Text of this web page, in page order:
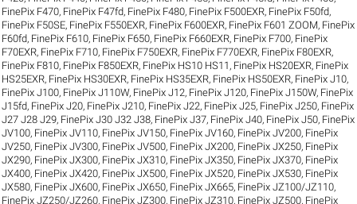
FinePix F470, FinePix F47fd, FinePix F480, FinePix F500EXR, FinePix F50fd,
FinePix F50SE, FinePix F550EXR, FinePix F600EXR, FinePix F601 ZOOM, FinePix
F60fd, FinePix F610, FinePix F650, FinePix F660EXR, FinePix F700, FinePix
F70EXR, FinePix F710, FinePix F750EXR, FinePix F770EXR, FinePix F80EXR,
FinePix F810, FinePix F850EXR, FinePix HS10 HS11 , FinePix HS20EXR, FinePix
HS25EXR, FinePix HS30EXR, FinePix HS35EXR, FinePix HS50EXR, FinePix J10,
FinePix J100, FinePix J110W, FinePix J12, FinePix J120, FinePix J150W, FinePix
J15fd, FinePix J20, FinePix J210, FinePix J22, FinePix J25, FinePix J250, FinePix
J27 J28 J29, FinePix J30 J32 J38, FinePix J37, FinePix J40, FinePix J50, FinePix
JV100, FinePix JV110, FinePix JV150, FinePix JV160, FinePix JV200, FinePix
JV250, FinePix JV300, FinePix JV500, FinePix JX200, FinePix JX250, FinePix
JX290, FinePix JX300, FinePix JX310, FinePix JX350, FinePix JX370, FinePix
JX400, FinePix JX420, FinePix JX500, FinePix JX520, FinePix JX530, FinePix
JX580, FinePix JX600, FinePix JX650, FinePix JX665, FinePix JZ100/JZ110,
FinePix JZ250/JZ260, FinePix JZ300, FinePix JZ310, FinePix JZ500, FinePix